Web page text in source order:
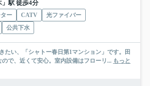
駅 徒歩4分
ー CATV
光ファイバー
公共下水
たい、「シャトー春日第1マンション」です。田
で、近くて安心。室内設備はフローリ... もっと